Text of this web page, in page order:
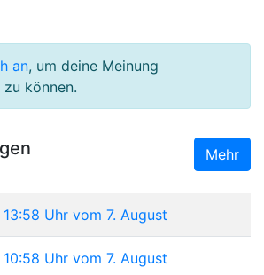
an, um deine Meinung
können.
Mehr
Uhr vom 7. August
Uhr vom 7. August